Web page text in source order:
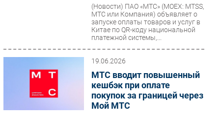
ПО
Кадры
Регулирование
(Новости) ПАО «МТС» (MOEX: MTSS,
МТС или Компания) объявляет о
запуске оплаты товаров и услуг в
Китае по QR-коду национальной
платежной системы,...
19.06.2026
МТС вводит повышенный
кешбэк при оплате
покупок за границей через
Мой МТС